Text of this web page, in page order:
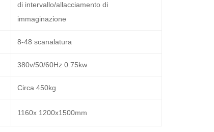
di intervallo/allacciamento di
immaginazione
8-48 scanalatura
380v/50/60Hz 0.75kw
Circa 450kg
1160x 1200x1500mm